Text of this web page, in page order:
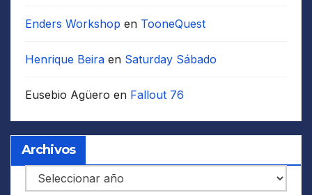
Enders Workshop en TooneQuest
Henrique Beira en Saturday Sábado
Eusebio Agüero en Fallout 76
Archivos
Archivos